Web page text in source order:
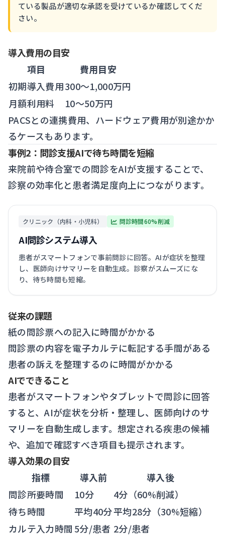
ている製品が適切な承認を受けているか確認してくだ
さい。
導入費用の目安
項目
費用目安
初期導入費用300〜1,000万円
月額利用料
10〜50万円
PACSとの連携費用、ハードウェア費用が別途かか
るケースもあります。
事例2：問診支援AIで待ち時間を短縮
来院前や待合室での問診をAIが支援することで、
診察の効率化と患者満足度向上につながります。
クリニック（内科・小児科） 問診時間60%削減
AI問診システム導入
患者がスマートフォンで事前問診に回答。AIが症状を整理
し、医師向けサマリーを自動生成。診察がスムーズにな
り、待ち時間も短縮。
従来の課題
紙の問診票への記入に時間がかかる
問診票の内容を電子カルテに転記する手間がある
患者の訴えを整理するのに時間がかかる
AIでできること
患者がスマートフォンやタブレットで問診に回答
すると、AIが症状を分析・整理し、医師向けのサ
マリーを自動生成します。想定される疾患の候補
や、追加で確認すべき項目も提示されます。
導入効果の目安
指標
導入前
導入後
問診所要時間
10分
4分（60%削減）
待ち時間
平均40分平均28分（30%短縮）
カルテ入力時間 5分/患者 2分/患者